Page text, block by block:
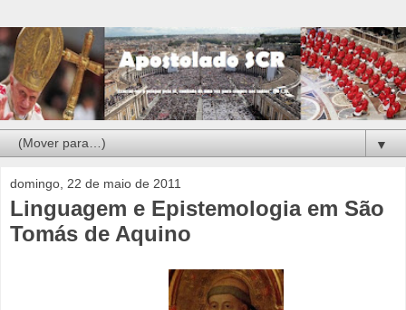
▼
domingo, 22 de maio de 2011
Linguagem e Epistemologia em São
Tomás de Aquino